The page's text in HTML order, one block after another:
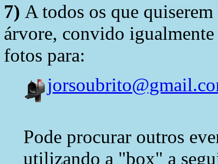
7) A todos os que
árvore, convido
fotos para:
Pode procurar outros
utilizando a "box" a